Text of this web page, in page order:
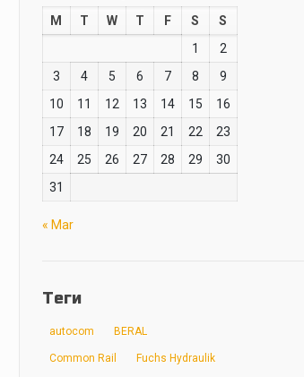
M
T W T F S
S
1
2
3
4 5 6 7 8
9
10
11 12 13 14 15
16
17
18 19 20 21 22
23
24
25 26 27 28 29
30
31
« Mar
Теги
autocom BERAL
Common Rail Fuchs Hydraulik